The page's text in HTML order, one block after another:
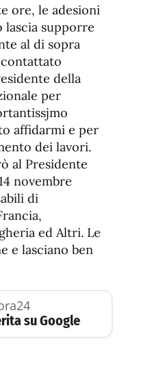
ore, le adesioni
lascia supporre
al di sopra
della
per
affidarmi e per
dei lavori.
al Presidente
novembre
di
ed Altri. Le
e lasciano ben
su Google